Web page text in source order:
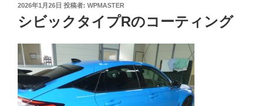
投
稿
日:
2026年1月26日 投稿者: WPMASTER
シビックタイプRのコーティング